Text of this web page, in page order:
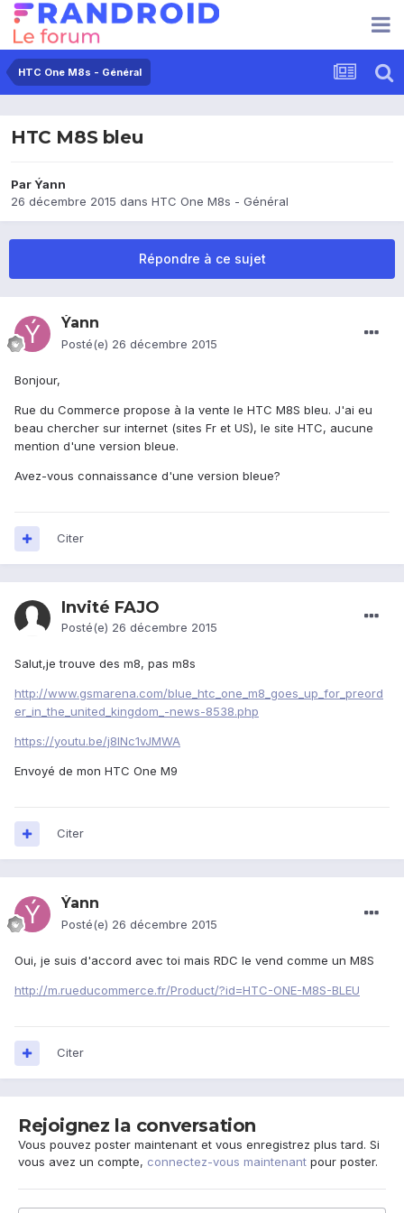
HTC One M8s - Général
HTC M8S bleu
ParÝann
26 décembre 2015 dans HTC One M8s - Général
Répondre à ce sujet
Ýann
Posté(e) 26 décembre 2015
Bonjour,
Rue du Commerce propose à la vente le HTC M8S bleu. J'ai eu
beau chercher sur internet (sites Fr et US), le site HTC, aucune
mention d'une version bleue.
Avez-vous connaissance d'une version bleue?
Citer
Invité FAJO
Posté(e) 26 décembre 2015
Salut,je trouve des m8, pas m8s
http://www.gsmarena.com/blue_htc_one_m8_goes_up_for_preord
er_in_the_united_kingdom_-news-8538.php
https://youtu.be/j8INc1vJMWA
Envoyé de mon HTC One M9
Citer
Ýann
Posté(e) 26 décembre 2015
Oui, je suis d'accord avec toi mais RDC le vend comme un M8S
http://m.rueducommerce.fr/Product/?id=HTC-ONE-M8S-BLEU
Citer
Rejoignez la conversation
Vous pouvez poster maintenant et vous enregistrez plus tard. Si
vous avez un compte, connectez-vous maintenant pour poster.